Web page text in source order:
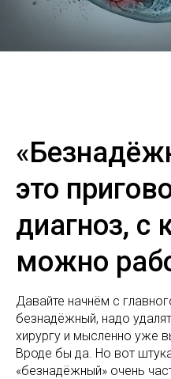
это
диагноз, с
можно
Давайте начнём с
безнадёжный, надо
хирургу и мысленно уже
Вроде бы да. Но вот
«безнадёжный» очень